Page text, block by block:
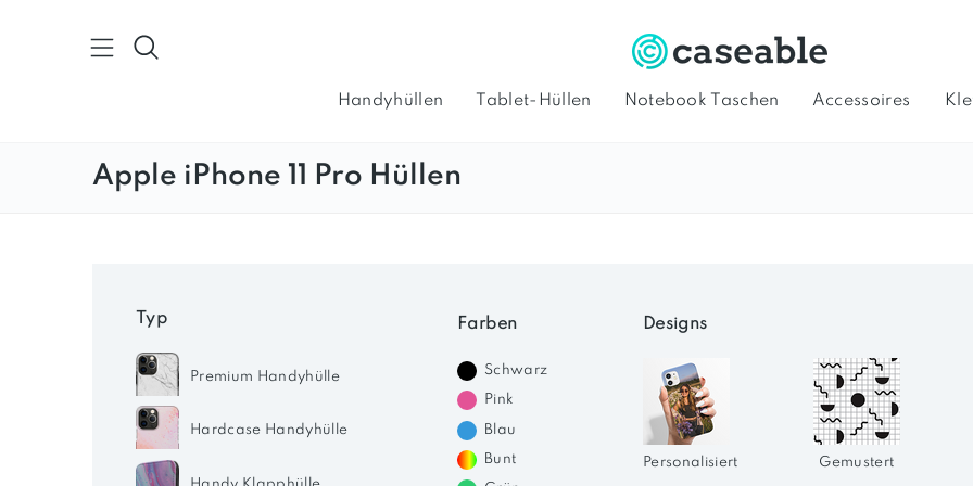
Handyhüllen Tablet-Hüllen Notebook Taschen Accessoires
Apple iPhone 11 Pro Hüllen
Typ
Premium Handyhülle
Hardcase Handyhülle
Farben
Schwarz
Pink
Blau
Bunt
Designs
Personalisiert Gemustert